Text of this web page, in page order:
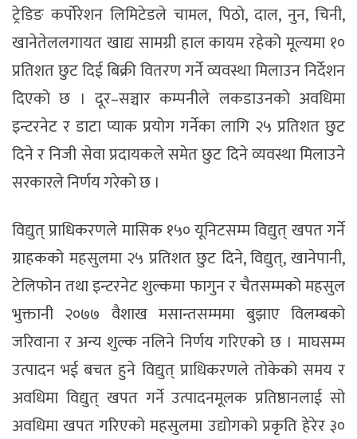
ट्रेडिङ कर्पोरेशन लिमिटेडले चामल, पिठो, दाल, नुन, चिनी,
खानेतेललगायत खाद्य सामग्री हाल कायम रहेको मूल्यमा १०
प्रतिशत छुट दिई बिक्री वितरण गर्ने व्यवस्था मिलाउन निर्देशन
दिएको छ । दूर–सञ्चार कम्पनीले लकडाउनको अवधिमा
इन्टरनेट र डाटा प्याक प्रयोग गर्नेका लागि २५ प्रतिशत छुट
दिने र निजी सेवा प्रदायकले समेत छुट दिने व्यवस्था मिलाउने
सरकारले निर्णय गरेको छ ।
विद्युत् प्राधिकरणले मासिक १५० यूनिटसम्म विद्युत् खपत गर्ने
ग्राहकको महसुलमा २५ प्रतिशत छुट दिने, विद्युत्, खानेपानी,
टेलिफोन तथा इन्टरनेट शुल्कमा फागुन र चैतसम्मको महसुल
भुक्तानी २०७७ वैशाख मसान्तसम्ममा बुझाए विलम्बको
जरिवाना र अन्य शुल्क नलिने निर्णय गरिएको छ । माघसम्म
उत्पादन भई बचत हुने विद्युत् प्राधिकरणले तोकेको समय र
अवधिमा विद्युत् खपत गर्ने उत्पादनमूलक प्रतिष्ठानलाई सो
अवधिमा खपत गरिएको महसुलमा उद्योगको प्रकृति हेरेर ३०